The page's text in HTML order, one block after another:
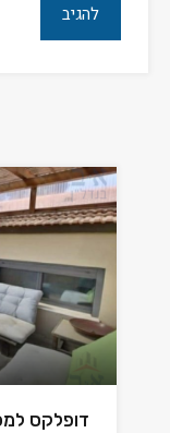
דופלקס